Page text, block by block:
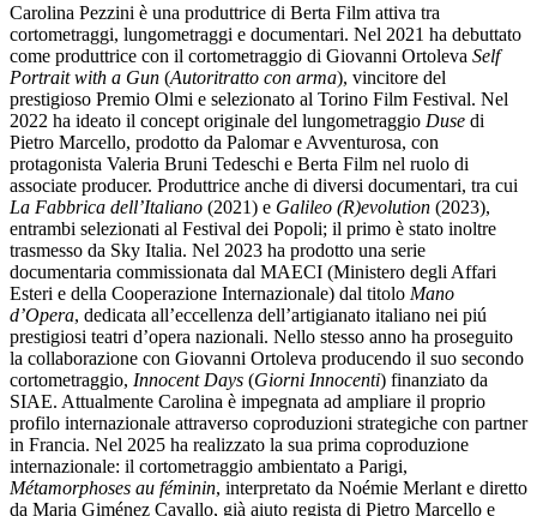
Carolina Pezzini è una produttrice di Berta Film attiva tra
cortometraggi, lungometraggi e documentari. Nel 2021 ha debuttato
come produttrice con il cortometraggio di Giovanni Ortoleva Self
Portrait with a Gun (Autoritratto con arma), vincitore del
prestigioso Premio Olmi e selezionato al Torino Film Festival. Nel
2022 ha ideato il concept originale del lungometraggio Duse di
Pietro Marcello, prodotto da Palomar e Avventurosa, con
protagonista Valeria Bruni Tedeschi e Berta Film nel ruolo di
associate producer. Produttrice anche di diversi documentari, tra cui
La Fabbrica dell’Italiano (2021) e Galileo (R)evolution (2023),
entrambi selezionati al Festival dei Popoli; il primo è stato inoltre
trasmesso da Sky Italia. Nel 2023 ha prodotto una serie
documentaria commissionata dal MAECI (Ministero degli Affari
Esteri e della Cooperazione Internazionale) dal titolo Mano
d’Opera, dedicata all’eccellenza dell’artigianato italiano nei piú
prestigiosi teatri d’opera nazionali. Nello stesso anno ha proseguito
la collaborazione con Giovanni Ortoleva producendo il suo secondo
cortometraggio, Innocent Days (Giorni Innocenti) finanziato da
SIAE. Attualmente Carolina è impegnata ad ampliare il proprio
profilo internazionale attraverso coproduzioni strategiche con partner
in Francia. Nel 2025 ha realizzato la sua prima coproduzione
internazionale: il cortometraggio ambientato a Parigi,
Métamorphoses au féminin, interpretato da Noémie Merlant e diretto
da Maria Giménez Cavallo, già aiuto regista di Pietro Marcello e